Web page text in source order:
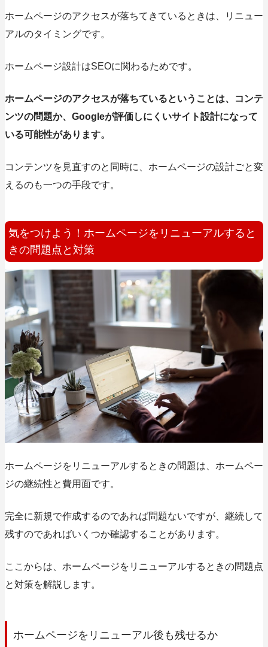
ホームページのアクセスが落ちてきているときは、リニュー
アルのタイミングです。
ホームページ設計はSEOに関わるためです。
ホームページのアクセスが落ちているということは、コンテ
ンツの問題か、Googleが評価しにくいサイト設計になって
いる可能性があります。
コンテンツを見直すのと同時に、ホームページの設計ごと変
えるのも一つの手段です。
気をつけよう！ホームページをリニューアルすると
きの問題点と対策
ホームページをリニューアルするときの問題は、ホームペー
ジの継続性と費用面です。
完全に新規で作成するのであれば問題ないですが、継続して
残すのであればいくつか確認することがあります。
ここからは、ホームページをリニューアルするときの問題点
と対策を解説します。
ホームページをリニューアル後も残せるか